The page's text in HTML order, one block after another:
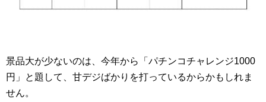
景品大が少ないのは、今年から「パチンコチャレンジ1000
円」と題して、甘デジばかりを打っているからかもしれま
せん。